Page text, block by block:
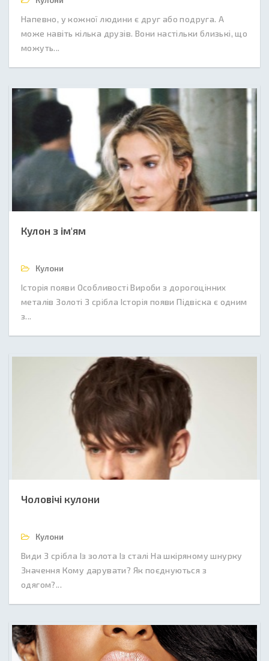
Напевно, у кожної людини є друг або подруга. А
може навіть кілька друзів. Вони настільки близькі, що
можуть...
Кулон з ім'ям
Кулони
Історія появи Особливості Вироби з дорогоцінних
металів Золоті З срібла Історія появи Підвіска є одним
з...
Чоловічі кулони
Кулони
Види З срібла Із золота Із сталі На шкіряному шнурку
Значення Кому дарувати? Як поєднуються з
одягом?...